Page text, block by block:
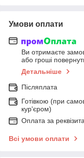
Умови оплати
Ви отримаєте
або гроші
Детальніше
Післяплата
Готівкою (при
кур'єром)
Оплата за
Всі умови оплати